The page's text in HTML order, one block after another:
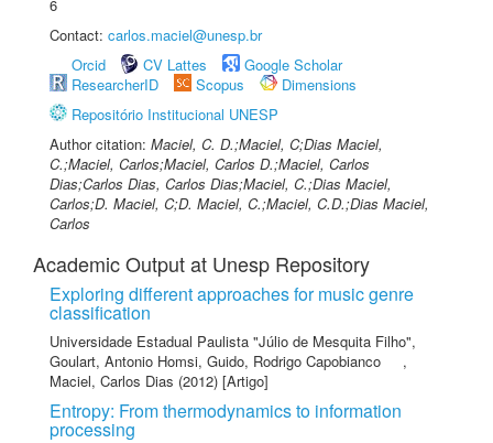
6
Contact: carlos.maciel@unesp.br
Orcid
CV Lattes
Google Scholar
ResearcherID
Scopus
Dimensions
Repositório Institucional UNESP
Author citation: Maciel, C. D.;Maciel, C;Dias Maciel,
C.;Maciel, Carlos;Maciel, Carlos D.;Maciel, Carlos
Dias;Carlos Dias, Carlos Dias;Maciel, C.;Dias Maciel,
Carlos;D. Maciel, C;D. Maciel, C.;Maciel, C.D.;Dias Maciel,
Carlos
Academic Output at Unesp Repository
Exploring different approaches for music genre
classification
Universidade Estadual Paulista "Júlio de Mesquita Filho",
Goulart, Antonio Homsi, Guido, Rodrigo Capobianco
,
Maciel, Carlos Dias (2012) [Artigo]
Entropy: From thermodynamics to information
processing